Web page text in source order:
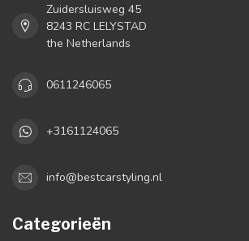
Zuidersluisweg 45
8243 RC LELYSTAD
the Netherlands
0611246065
+3161124065
info@bestcarstyling.nl
Categorieën